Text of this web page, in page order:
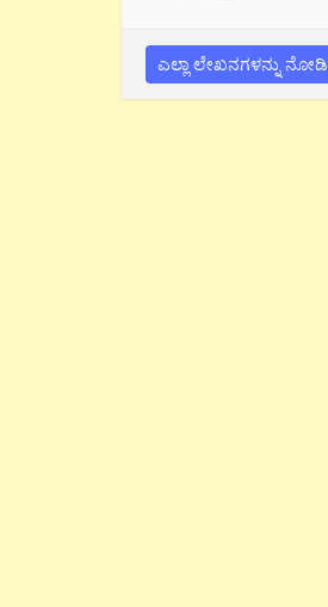
ಎಲ್ಲಾ ಲೇಖನಗಳನ್ನು ನೋಡಿ